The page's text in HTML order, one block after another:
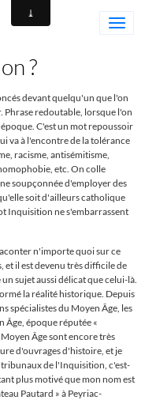
?
devant quelqu'un que l'on
Phrase redoutable, lorsque l'on
C'est un mot repoussoir
va à l'encontre de la tolérance
racisme, antisémitisme,
etc. On colle
soupçonnée d'employer des
soit d'ailleurs catholique
Inquisition ne s'embarrassent
n'importe quoi sur ce
et il est devenu très difficile de
sujet aussi délicat que celui-là.
la réalité historique. Depuis
spécialistes du Moyen Âge, les
Âge, époque réputée «
Âge sont encore très
d'ouvrages d'histoire, et je
tribunaux de l'Inquisition, c'est-
plus motivé que mon nom est
Pautard » à Peyriac-